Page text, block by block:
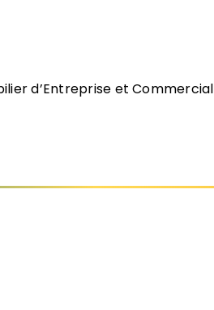
d’Entreprise et Commercial